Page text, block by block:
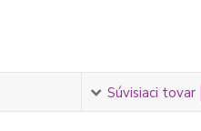
Súvisiaci tovar